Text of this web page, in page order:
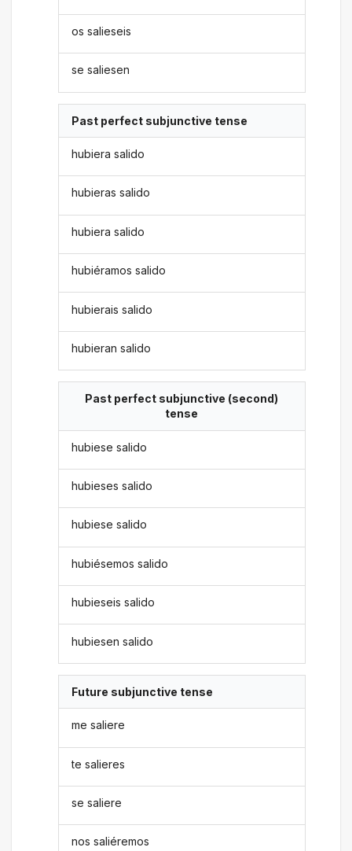
os salieseis
se saliesen
Past perfect subjunctive tense
hubiera salido
hubieras salido
hubiera salido
hubiéramos salido
hubierais salido
hubieran salido
Past perfect subjunctive (second)
tense
hubiese salido
hubieses salido
hubiese salido
hubiésemos salido
hubieseis salido
hubiesen salido
Future subjunctive tense
me saliere
te salieres
se saliere
nos saliéremos